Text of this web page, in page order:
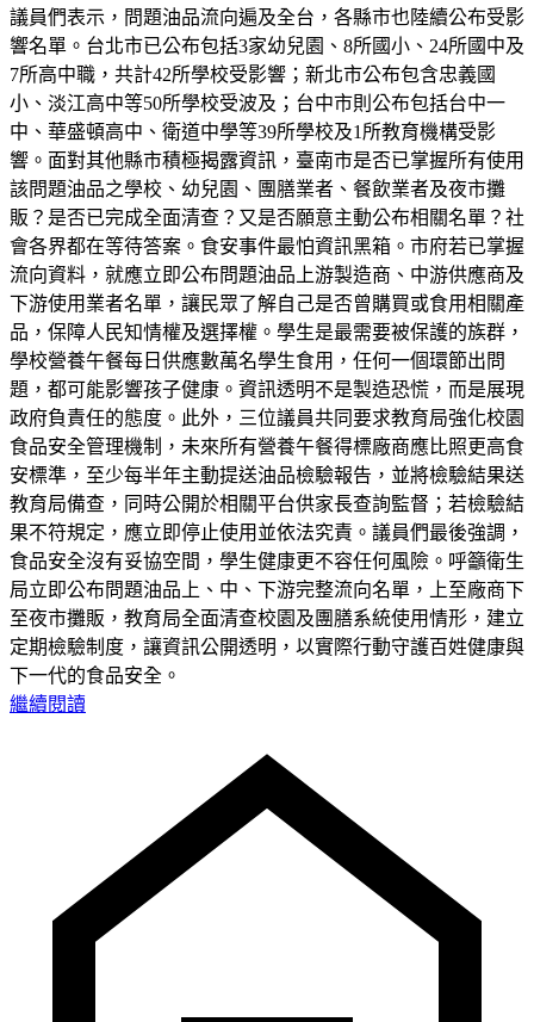
議員們表示，問題油品流向遍及全台，各縣市也陸續公布受影
響名單。台北市已公布包括3家幼兒園、8所國小、24所國中及
7所高中職，共計42所學校受影響；新北市公布包含忠義國
小、淡江高中等50所學校受波及；台中市則公布包括台中一
中、華盛頓高中、衛道中學等39所學校及1所教育機構受影
響。面對其他縣市積極揭露資訊，臺南市是否已掌握所有使用
該問題油品之學校、幼兒園、團膳業者、餐飲業者及夜市攤
販？是否已完成全面清查？又是否願意主動公布相關名單？社
會各界都在等待答案。食安事件最怕資訊黑箱。市府若已掌握
流向資料，就應立即公布問題油品上游製造商、中游供應商及
下游使用業者名單，讓民眾了解自己是否曾購買或食用相關產
品，保障人民知情權及選擇權。學生是最需要被保護的族群，
學校營養午餐每日供應數萬名學生食用，任何一個環節出問
題，都可能影響孩子健康。資訊透明不是製造恐慌，而是展現
政府負責任的態度。此外，三位議員共同要求教育局強化校園
食品安全管理機制，未來所有營養午餐得標廠商應比照更高食
安標準，至少每半年主動提送油品檢驗報告，並將檢驗結果送
教育局備查，同時公開於相關平台供家長查詢監督；若檢驗結
果不符規定，應立即停止使用並依法究責。議員們最後強調，
食品安全沒有妥協空間，學生健康更不容任何風險。呼籲衛生
局立即公布問題油品上、中、下游完整流向名單，上至廠商下
至夜市攤販，教育局全面清查校園及團膳系統使用情形，建立
定期檢驗制度，讓資訊公開透明，以實際行動守護百姓健康與
下一代的食品安全。
繼續閱讀